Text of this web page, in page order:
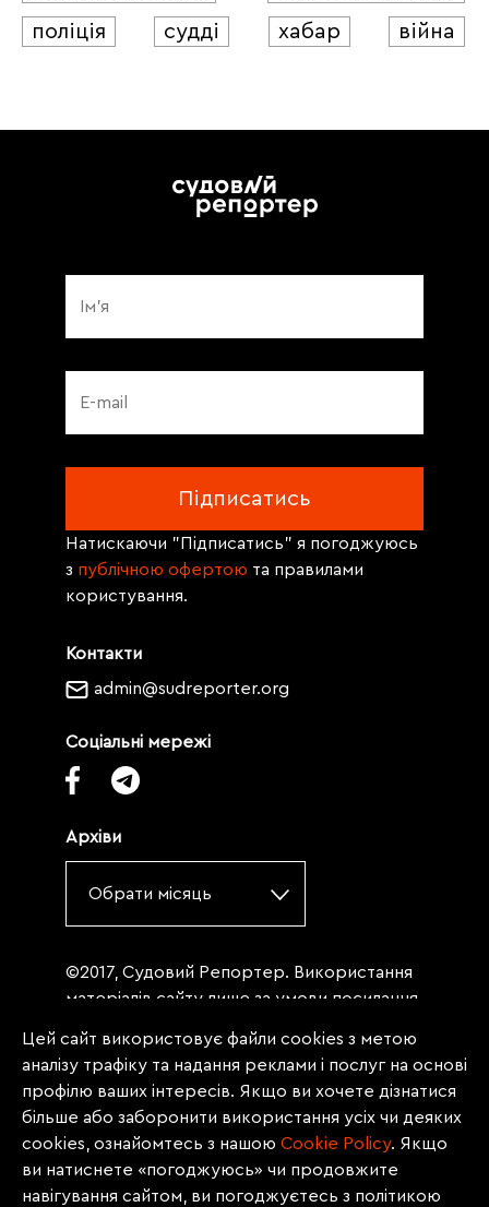
поліція
судді хабар війна
Контакти
admin@sudreporter.org
Соціальні мережі
Архіви
Обрати місяць
Натискаючи "Підписатись" я погоджуюсь
з публічною офертою та правилами
користування.
©2017, Судовий Репортер. Використання
матеріалів сайту лише за умови посилання
«Судовий репортер» не нижче третього
абзацу. Матеріали, щодо яких міститься
заборона на повну републікацію
(передрук, копіювання, відтворення або
інше використання), заборонено
передруковувати без згоди редакції.
Цей сайт використовує файли cookies з метою
аналізу трафіку та надання реклами і послуг на основі
профілю ваших інтересів. Якщо ви хочете дізнатися
більше або заборонити використання усіх чи деяких
cookies, ознайомтесь з нашою Сookie Policy. Якщо
ви натиснете «погоджуюсь» чи продовжите
навігування сайтом, ви погоджуєтесь з політикою